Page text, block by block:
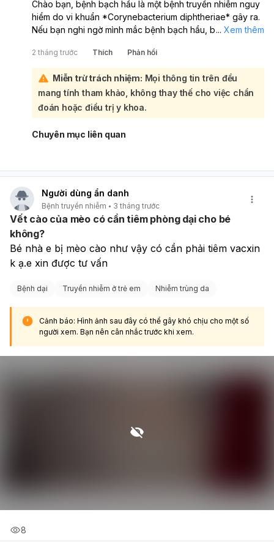
Chào bạn, bệnh bạch hầu là một bệnh truyền nhiễm nguy
hiểm do vi khuẩn *Corynebacterium diphtheriae* gây ra.
Nếu bạn nghi ngờ mình mắc bệnh bạch hầu, bạn nên đến
Bệnh bạch hầu ảnh hưởng đến niêm mạc mũi, cổ họng và
có thể gây tổn thương ở các cơ quan khác. Bệnh có thể
dẫn đến tử vong nếu không được điều trị kịp thời, đặc
biệt ở trẻ em. Các triệu chứng thường gặp bao gồm khó
thở, đau họng, sốt và có thể có biến chứng nghiêm trọng
như tổn thương tim và thần kinh. Bệnh lây lan qua giọt bắn
trong không khí và tiếp xúc với vật dụng nhiễm khuẩn.
bạch hầu, hãy đến bệnh viện để được bác sĩ chuyên
thời.
... Xem thêm
2 tháng trước Thích Phản hồi
Miễn trừ trách nhiệm: Mọi thông tin trên đều
mang tính tham khảo, không thay thế cho việc chẩn
đoán hoặc điều trị y khoa.
Chuyên mục liên quan
Người dùng ẩn danh
Bệnh truyền nhiễm 3 tháng trước
Vết cào của mèo có cần tiêm phòng dại cho bé
không?
Bé nhà e bị mèo cào như vậy có cần phải tiêm vacxin
k ạ.e xin được tư vấn
Bệnh dại Truyền nhiễm ở trẻ em Nhiễm trùng da
Cảnh báo: Hình ảnh sau đây có thể gây khó chịu cho một số
người xem. Bạn nên cân nhắc trước khi xem.
8